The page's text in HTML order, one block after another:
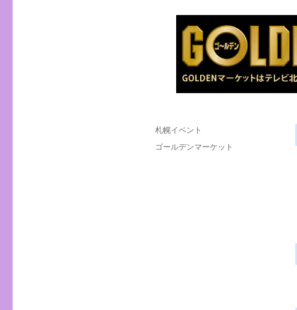
投
日:
カ
テ
札幌イベント
タ
ゴールデンマーケット